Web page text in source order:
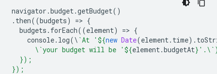
navigator .budget.getBudget()
. then((budgets) => {
budgets . forEach((element) => {
console. log(\ `At ' ${new Date(element. time).
      \`your budget will be '
${element.budgetAt}
  });
});